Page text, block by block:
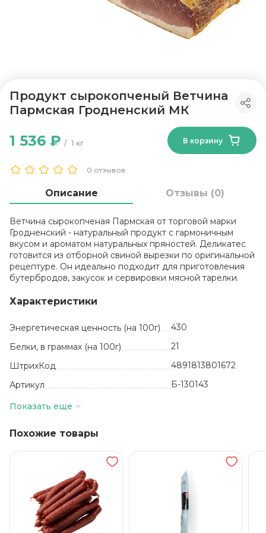
Продукт сырокопченый Ветчина
Пармская Гродненский МК
0 отзывов
1 кг
1 536 ₽ В корзину
Описание Отзывы (0)
Ветчина сырокопченая Пармская от торговой марки
Гродненский - натуральный продукт с гармоничным
вкусом и ароматом натуральных пряностей. Деликатес
готовится из отборной свиной вырезки по оригинальной
рецептуре. Он идеально подходит для приготовления
бутербродов, закусок и сервировки мясной тарелки.
Характеристики
Энергетическая ценность (на 100г)
430
Белки, в граммах (на 100г)
21
ШтрихКод
4891813801672
Артикул
Б-130143
Базовая единица
Состав
специи
90 суток
Температура хранения
от +2 до +6
Вес в упаковке
1800
Показать еще
Похожие товары